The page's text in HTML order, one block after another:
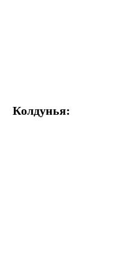
Колдунья: